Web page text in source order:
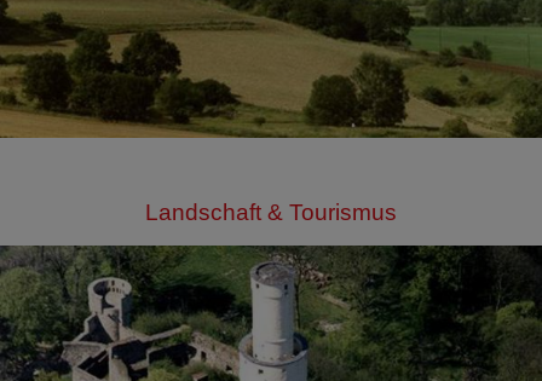
Landschaft & Tourismus